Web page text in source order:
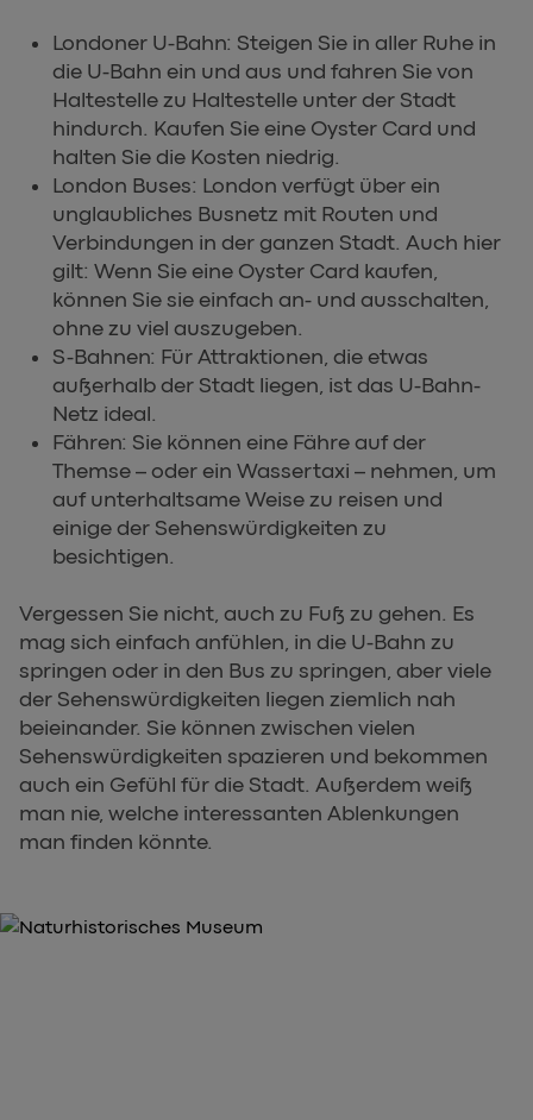
Londoner U-Bahn: Steigen Sie in aller Ruhe in
die U-Bahn ein und aus und fahren Sie von
Haltestelle zu Haltestelle unter der Stadt
hindurch. Kaufen Sie eine Oyster Card und
halten Sie die Kosten niedrig.
London Buses: London verfügt über ein
unglaubliches Busnetz mit Routen und
Verbindungen in der ganzen Stadt. Auch hier
gilt: Wenn Sie eine Oyster Card kaufen,
können Sie sie einfach an- und ausschalten,
ohne zu viel auszugeben.
S-Bahnen: Für Attraktionen, die etwas
außerhalb der Stadt liegen, ist das U-Bahn-
Netz ideal.
Fähren: Sie können eine Fähre auf der
Themse – oder ein Wassertaxi – nehmen, um
auf unterhaltsame Weise zu reisen und
einige der Sehenswürdigkeiten zu
besichtigen.
Vergessen Sie nicht, auch zu Fuß zu gehen. Es
mag sich einfach anfühlen, in die U-Bahn zu
springen oder in den Bus zu springen, aber viele
der Sehenswürdigkeiten liegen ziemlich nah
beieinander. Sie können zwischen vielen
Sehenswürdigkeiten spazieren und bekommen
auch ein Gefühl für die Stadt. Außerdem weiß
man nie, welche interessanten Ablenkungen
man finden könnte.